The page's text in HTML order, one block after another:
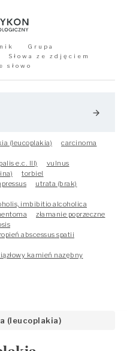
Grupa
Słowa ze zdjęciem
słowo
arrow_forward
(leucoplakia)
carcinoma
e.c. III)
vulnus
torbiel
utrata (brak)
imbibitio alcoholica
złamanie poprzeczne
abscessus spatii
kamień nazębny
(leucoplakia)